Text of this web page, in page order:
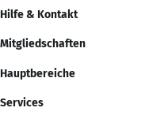
Hilfe & Kontakt
Mitgliedschaften
Hauptbereiche
Services